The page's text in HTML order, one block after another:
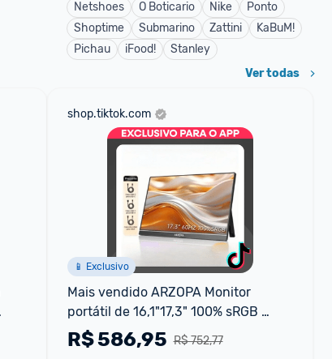
Netshoes
O Boticario Nike
Ponto
Shoptime
Submarino Zattini
KaBuM!
Pichau
iFood! Stanley
Ver todas
shop.tiktok.com
📱 Exclusivo
Mais vendido ARZOPA Monitor
portátil de 16,1"17,3" 100% sRGB
monitor para jogos IPS 1080P FHD
Monitor para lapto
R$ 752,77
R$586,95